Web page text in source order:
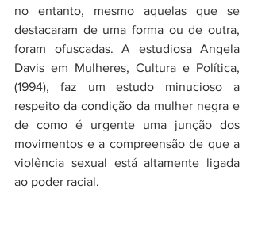
no entanto, mesmo aquelas que se
destacaram de uma forma ou de outra,
foram ofuscadas. A estudiosa Angela
Davis em Mulheres, Cultura e Política,
(1994), faz um estudo minucioso a
respeito da condição da mulher negra e
de como é urgente uma junção dos
movimentos e a compreensão de que a
violência sexual está altamente ligada
ao poder racial.